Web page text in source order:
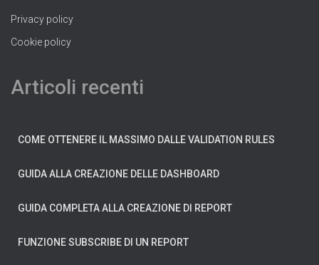
Privacy policy
Cookie policy
Articoli recenti
COME OTTENERE IL MASSIMO DALLE VALIDATION RULES
GUIDA ALLA CREAZIONE DELLE DASHBOARD
GUIDA COMPLETA ALLA CREAZIONE DI REPORT
FUNZIONE SUBSCRIBE DI UN REPORT